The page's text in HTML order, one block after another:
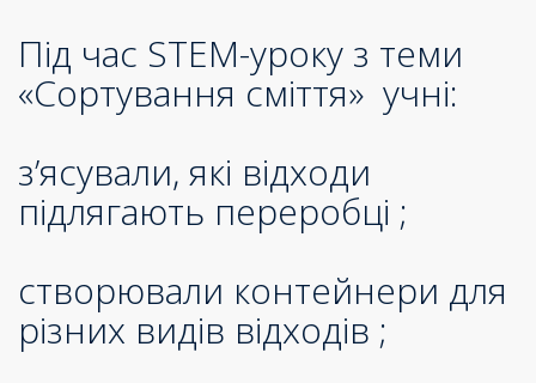
Під час STEM-уроку з теми
«Сортування сміття» учні:
з’ясували, які відходи
підлягають переробці ;
створювали контейнери для
різних видів відходів ;